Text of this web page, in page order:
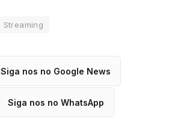
Streaming
Siga nos no Google News
Siga nos no WhatsApp